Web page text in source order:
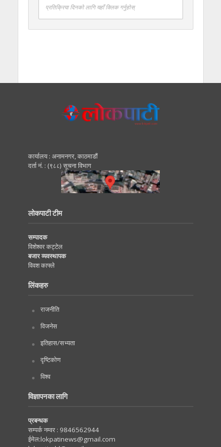
प्रतिक्रिया दिनको लागि यहाँ क्लिक गर्नुहोस्
कार्यालय : अनामनगर, काठमाडाैं
दर्ता नं. : (९८८) सूचना विभाग
लोकपाटी टीम
सम्पादक
विशेश्वर कट्टेल
बजार व्यवस्थापक
विवश काफ्ले
लिंकहरु
राजनीति
विजनेस
इतिहास/सभ्यता
दृष्टिकोण
विश्व
विज्ञापनका लागि
प्रबन्धक
सम्पर्क नम्वर : 9846562944
ईमेल:lokpatinews@gmail.com